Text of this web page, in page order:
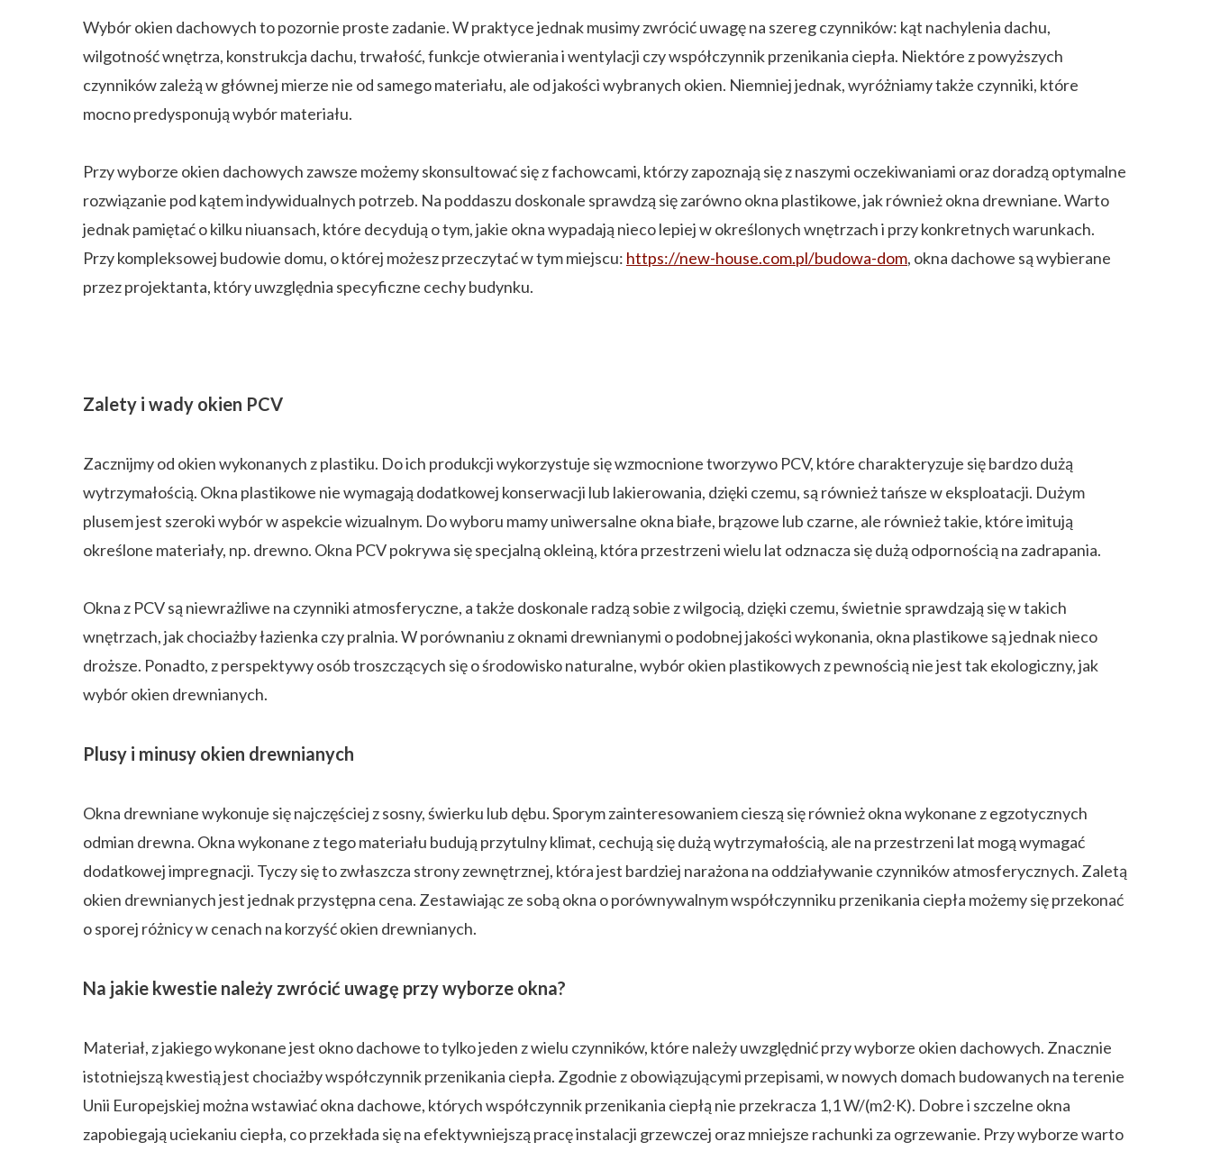
Wybór okien dachowych to pozornie proste zadanie. W praktyce jednak musimy zwrócić uwagę na szereg czynników: kąt nachylenia dachu,
wilgotność wnętrza, konstrukcja dachu, trwałość, funkcje otwierania i wentylacji czy współczynnik przenikania ciepła. Niektóre z powyższych
czynników zależą w głównej mierze nie od samego materiału, ale od jakości wybranych okien. Niemniej jednak, wyróżniamy także czynniki, które
mocno predysponują wybór materiału.
Przy wyborze okien dachowych zawsze możemy skonsultować się z fachowcami, którzy zapoznają się z naszymi oczekiwaniami oraz doradzą optymalne
rozwiązanie pod kątem indywidualnych potrzeb. Na poddaszu doskonale sprawdzą się zarówno okna plastikowe, jak również okna drewniane. Warto
jednak pamiętać o kilku niuansach, które decydują o tym, jakie okna wypadają nieco lepiej w określonych wnętrzach i przy konkretnych warunkach.
Przy kompleksowej budowie domu, o której możesz przeczytać w tym miejscu: https://new-house.com.pl/budowa-dom, okna dachowe są wybierane
przez projektanta, który uwzględnia specyficzne cechy budynku.
Zalety i wady okien PCV
Zacznijmy od okien wykonanych z plastiku. Do ich produkcji wykorzystuje się wzmocnione tworzywo PCV, które charakteryzuje się bardzo dużą
wytrzymałością. Okna plastikowe nie wymagają dodatkowej konserwacji lub lakierowania, dzięki czemu, są również tańsze w eksploatacji. Dużym
plusem jest szeroki wybór w aspekcie wizualnym. Do wyboru mamy uniwersalne okna białe, brązowe lub czarne, ale również takie, które imitują
określone materiały, np. drewno. Okna PCV pokrywa się specjalną okleiną, która przestrzeni wielu lat odznacza się dużą odpornością na zadrapania.
Okna z PCV są niewrażliwe na czynniki atmosferyczne, a także doskonale radzą sobie z wilgocią, dzięki czemu, świetnie sprawdzają się w takich
wnętrzach, jak chociażby łazienka czy pralnia. W porównaniu z oknami drewnianymi o podobnej jakości wykonania, okna plastikowe są jednak nieco
droższe. Ponadto, z perspektywy osób troszczących się o środowisko naturalne, wybór okien plastikowych z pewnością nie jest tak ekologiczny, jak
wybór okien drewnianych.
Plusy i minusy okien drewnianych
Okna drewniane wykonuje się najczęściej z sosny, świerku lub dębu. Sporym zainteresowaniem cieszą się również okna wykonane z egzotycznych
odmian drewna. Okna wykonane z tego materiału budują przytulny klimat, cechują się dużą wytrzymałością, ale na przestrzeni lat mogą wymagać
dodatkowej impregnacji. Tyczy się to zwłaszcza strony zewnętrznej, która jest bardziej narażona na oddziaływanie czynników atmosferycznych. Zaletą
okien drewnianych jest jednak przystępna cena. Zestawiając ze sobą okna o porównywalnym współczynniku przenikania ciepła możemy się przekonać
o sporej różnicy w cenach na korzyść okien drewnianych.
Na jakie kwestie należy zwrócić uwagę przy wyborze okna?
Materiał, z jakiego wykonane jest okno dachowe to tylko jeden z wielu czynników, które należy uwzględnić przy wyborze okien dachowych. Znacznie
istotniejszą kwestią jest chociażby współczynnik przenikania ciepła. Zgodnie z obowiązującymi przepisami, w nowych domach budowanych na terenie
Unii Europejskiej można wstawiać okna dachowe, których współczynnik przenikania ciepłą nie przekracza 1,1 W/(m2∙K). Dobre i szczelne okna
zapobiegają uciekaniu ciepła, co przekłada się na efektywniejszą pracę instalacji grzewczej oraz mniejsze rachunki za ogrzewanie. Przy wyborze warto